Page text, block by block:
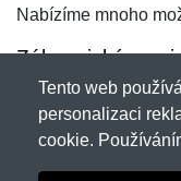
Zpráva*
Nabízíme mnoho
Zákaznický
Novinky emailem
Tento web
personalizaci
cookie.